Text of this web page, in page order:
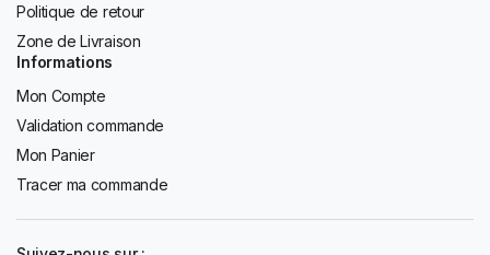
Politique de retour
Zone de Livraison
Informations
Mon Compte
Validation commande
Mon Panier
Tracer ma commande